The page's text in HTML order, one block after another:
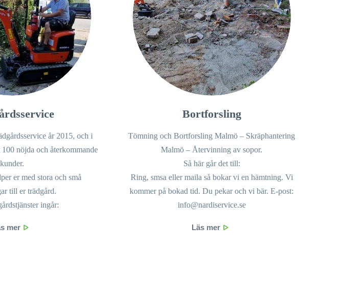
år 2015, och i
nöjda och återkommande
kunder.
er med stora och små
till er trädgård.
ingår:
mer
Bortforsling
Tömning och Bortforsling Malmö – Skräphantering
Malmö – Återvinning av sopor.
Så här går det till:
Ring, smsa eller maila så bokar vi en hämtning. Vi
kommer på bokad tid. Du pekar och vi bär. E-post:
info@nardiservice.se
Läs mer